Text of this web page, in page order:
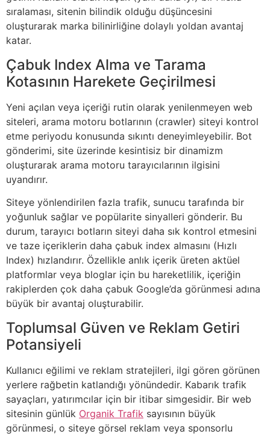
sıralaması, sitenin bilindik olduğu düşüncesini
oluşturarak marka bilinirliğine dolaylı yoldan avantaj
katar.
Çabuk Index Alma ve Tarama
Kotasının Harekete Geçirilmesi
Yeni açılan veya içeriği rutin olarak yenilenmeyen web
siteleri, arama motoru botlarının (crawler) siteyi kontrol
etme periyodu konusunda sıkıntı deneyimleyebilir. Bot
gönderimi, site üzerinde kesintisiz bir dinamizm
oluşturarak arama motoru tarayıcılarının ilgisini
uyandırır.
Siteye yönlendirilen fazla trafik, sunucu tarafında bir
yoğunluk sağlar ve popülarite sinyalleri gönderir. Bu
durum, tarayıcı botların siteyi daha sık kontrol etmesini
ve taze içeriklerin daha çabuk index almasını (Hızlı
Index) hızlandırır. Özellikle anlık içerik üreten aktüel
platformlar veya bloglar için bu hareketlilik, içeriğin
rakiplerden çok daha çabuk Google’da görünmesi adına
büyük bir avantaj oluşturabilir.
Toplumsal Güven ve Reklam Getiri
Potansiyeli
Kullanıcı eğilimi ve reklam stratejileri, ilgi gören görünen
yerlere rağbetin katlandığı yönündedir. Kabarık trafik
sayaçları, yatırımcılar için bir itibar simgesidir. Bir web
sitesinin günlük Organik Trafik sayısının büyük
görünmesi, o siteye görsel reklam veya sponsorlu